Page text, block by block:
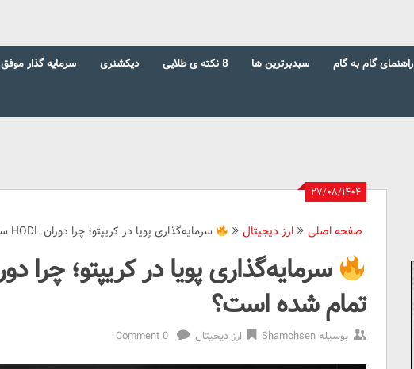
راهنمای گام به گام سبدبرترین ها 8 نکته ی طلایی دیکشنری سرمایه گذار موفق
۲۷/۰۸/۱۴۰۴
صفحه اصلی ارز دیجیتال سرمایه‌گذاری پویا در کریپتو؛ چرا دوران HODL سنتی تمام شده است؟
تمام شده است؟
بوسیلهShamohsen ارز دیجیتال 0 Comment